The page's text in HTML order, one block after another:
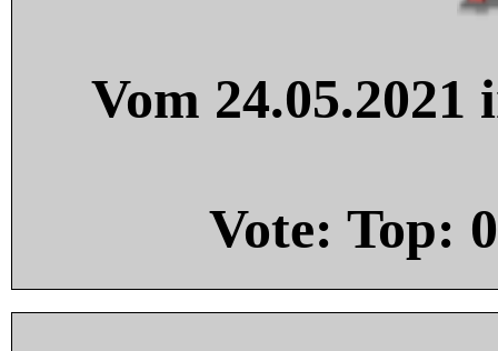
Vom
Vote: Top: 0